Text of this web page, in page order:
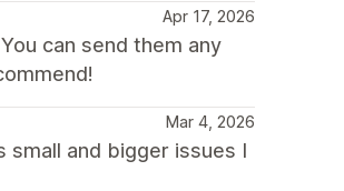
Apr 17, 2026
can send them any
Mar 4, 2026
small and bigger issues I